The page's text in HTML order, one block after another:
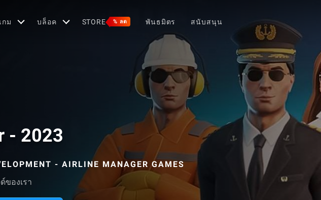
เกม บล็อค STORE % ลด พันธมิตร สนับสนุน
- 2023
- AIRLINE MANAGER GAMES
ของเรา